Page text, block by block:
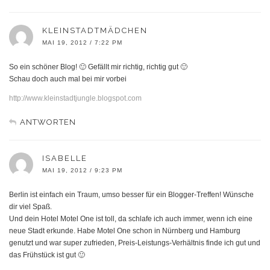
KLEINSTADTMÄDCHEN
MAI 19, 2012 / 7:22 PM
So ein schöner Blog! 🙂 Gefällt mir richtig, richtig gut 🙂
Schau doch auch mal bei mir vorbei
http://www.kleinstadtjungle.blogspot.com
ANTWORTEN
ISABELLE
MAI 19, 2012 / 9:23 PM
Berlin ist einfach ein Traum, umso besser für ein Blogger-Treffen! Wünsche
dir viel Spaß.
Und dein Hotel Motel One ist toll, da schlafe ich auch immer, wenn ich eine
neue Stadt erkunde. Habe Motel One schon in Nürnberg und Hamburg
genutzt und war super zufrieden, Preis-Leistungs-Verhältnis finde ich gut und
das Frühstück ist gut 🙂